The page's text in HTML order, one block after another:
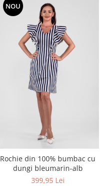
NOU
Rochie din 100% bumbac cu
dungi bleumarin-alb
399,95 Lei